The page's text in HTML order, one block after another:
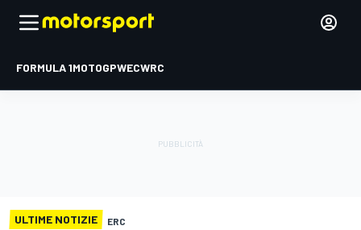
FORMULA 1MOTOGPWECWRC
ULTIME NOTIZIE ERC